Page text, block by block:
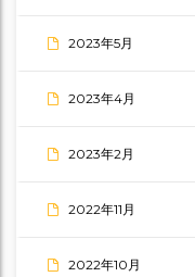
2023年5月
2023年4月
2023年2月
2022年11月
2022年10月